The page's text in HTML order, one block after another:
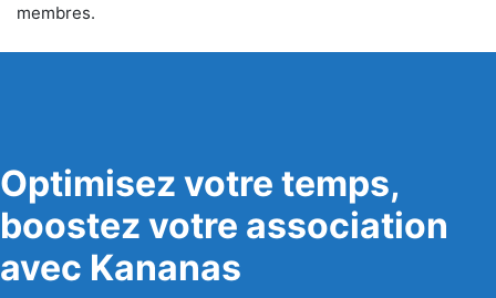
membres.
Optimisez votre temps,
boostez votre association
avec Kananas